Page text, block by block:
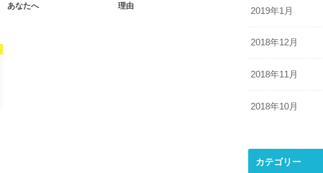
あなたへ
理由
2019年1月
2018年12月
2018年11月
2018年10月
カテゴリー